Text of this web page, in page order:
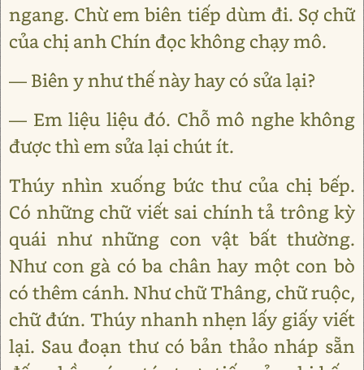
ngang. Chừ em biên tiếp dùm đi. Sợ chữ
của chị anh Chín đọc không chạy mô.
— Biên y như thế này hay có sửa lại?
— Em liệu liệu đó. Chỗ mô nghe không
được thì em sửa lại chút ít.
Thúy nhìn xuống bức thư của chị bếp.
Có những chữ viết sai chính tả trông kỳ
quái như những con vật bất thường.
Như con gà có ba chân hay một con bò
có thêm cánh. Như chữ Thâng, chữ ruộc,
chữ đứn. Thúy nhanh nhẹn lấy giấy viết
lại. Sau đoạn thư có bản thảo nháp sẵn